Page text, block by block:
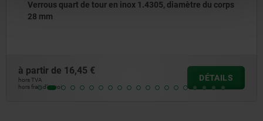
du corps
DÉTAILS
Verrou quart de tour compact
hors frais d’envoi